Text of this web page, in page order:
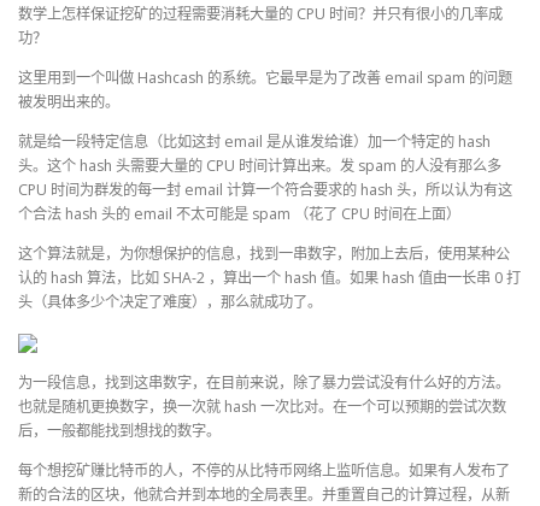
数学上怎样保证挖矿的过程需要消耗大量的 CPU 时间？并只有很小的几率成
功？
这里用到一个叫做 Hashcash 的系统。它最早是为了改善 email spam 的问题
被发明出来的。
就是给一段特定信息（比如这封 email 是从谁发给谁）加一个特定的 hash
头。这个 hash 头需要大量的 CPU 时间计算出来。发 spam 的人没有那么多
CPU 时间为群发的每一封 email 计算一个符合要求的 hash 头，所以认为有这
个合法 hash 头的 email 不太可能是 spam （花了 CPU 时间在上面）
这个算法就是，为你想保护的信息，找到一串数字，附加上去后，使用某种公
认的 hash 算法，比如 SHA-2 ，算出一个 hash 值。如果 hash 值由一长串 0 打
头（具体多少个决定了难度），那么就成功了。
为一段信息，找到这串数字，在目前来说，除了暴力尝试没有什么好的方法。
也就是随机更换数字，换一次就 hash 一次比对。在一个可以预期的尝试次数
后，一般都能找到想找的数字。
每个想挖矿赚比特币的人，不停的从比特币网络上监听信息。如果有人发布了
新的合法的区块，他就合并到本地的全局表里。并重置自己的计算过程，从新